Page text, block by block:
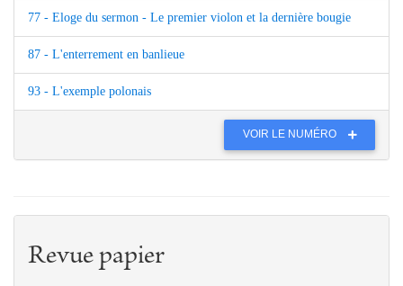
77 - Eloge du sermon - Le premier violon et la dernière bougie
87 - L'enterrement en banlieue
93 - L'exemple polonais
VOIR LE NUMÉRO
Revue papier